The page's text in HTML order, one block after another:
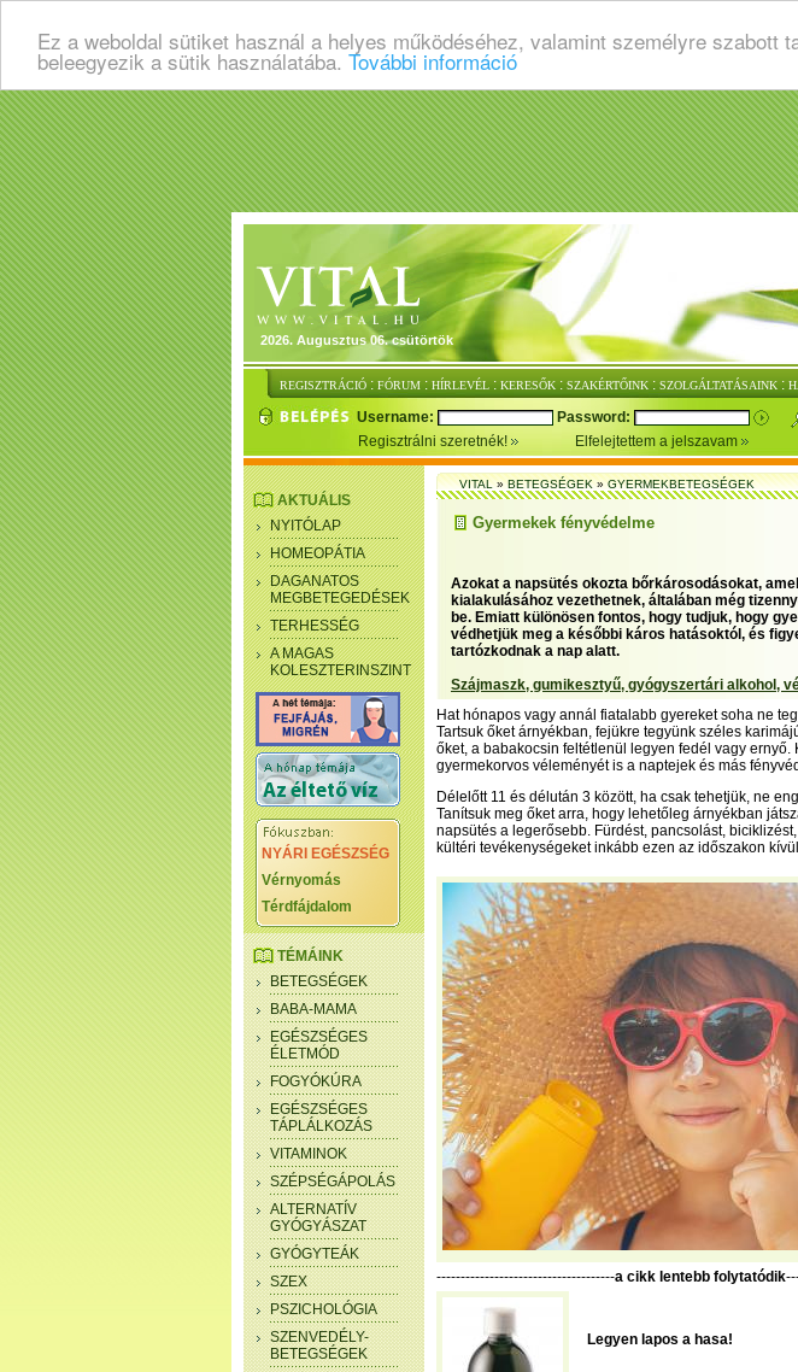
Ez a weboldal sütiket használ a helyes működéséhez, valamint személyre szabott
beleegyezik a sütik használatába. További információ
2026. Augusztus 06. csütörtök
REGISZTRÁCIÓ : FÓRUM : HÍRLEVÉL : KERESŐK : SZAKÉRTŐINK : SZOLGÁLTATÁSAINK :
Username: Password:
Regisztrálni szeretnék!
Elfelejtettem a jelszavam
AKTUÁLIS
NYITÓLAP
HOMEOPÁTIA
DAGANATOS
MEGBETEGEDÉSEK
TERHESSÉG
A MAGAS
KOLESZTERINSZINT
NYÁRI EGÉSZSÉG
Vérnyomás
Térdfájdalom
TÉMÁINK
BETEGSÉGEK
BABA-MAMA
EGÉSZSÉGES
ÉLETMÓD
FOGYÓKÚRA
EGÉSZSÉGES
TÁPLÁLKOZÁS
VITAMINOK
SZÉPSÉGÁPOLÁS
ALTERNATÍV
GYÓGYÁSZAT
GYÓGYTEÁK
SZEX
PSZICHOLÓGIA
SZENVEDÉLY-
BETEGSÉGEK
VITAL»BETEGSÉGEK»GYERMEKBETEGSÉGEK
Gyermekek fényvédelme
Azokat a napsütés okozta bőrkárosodásokat,
kialakulásához vezethetnek, általában még
be. Emiatt különösen fontos, hogy tudjuk, hogy
védhetjük meg a későbbi káros hatásoktól, és
tartózkodnak a nap alatt.
Szájmaszk, gumikesztyű, gyógyszertári alkohol,
Hat hónapos vagy annál fiatalabb gyereket soha ne
Tartsuk őket árnyékban, fejükre tegyünk széles
őket, a babakocsin feltétlenül legyen fedél vagy ernyő.
gyermekorvos véleményét is a naptejek és más
Délelőtt 11 és délután 3 között, ha csak tehetjük, ne
Tanítsuk meg őket arra, hogy lehetőleg árnyékban
napsütés a legerősebb. Fürdést, pancsolást,
kültéri tevékenységeket inkább ezen az időszakon
-------------------------------------a cikk lentebb folytatódik
Legyen lapos a hasa!